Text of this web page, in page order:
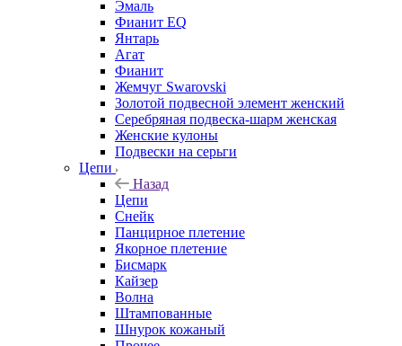
Эмаль
Фианит EQ
Янтарь
Агат
Фианит
Жемчуг Swarovski
Золотой подвесной элемент женcкий
Серебряная подвеска-шарм женская
Женские кулоны
Подвески на серьги
Цепи
Назад
Цепи
Снейк
Панцирное плетение
Якорное плетение
Бисмарк
Кайзер
Волна
Штампованные
Шнурок кожаный